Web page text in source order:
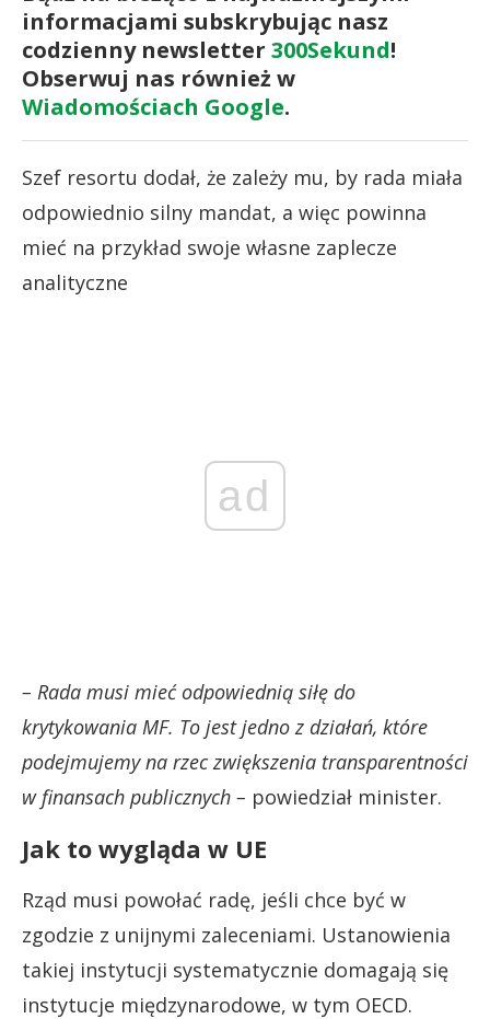
informacjami subskrybując nasz
codzienny newsletter 300Sekund!
Obserwuj nas również w
Wiadomościach Google.
Szef resortu dodał, że zależy mu, by rada miała
odpowiednio silny mandat, a więc powinna
mieć na przykład swoje własne zaplecze
analityczne
ad
– Rada musi mieć odpowiednią siłę do
krytykowania MF. To jest jedno z działań, które
podejmujemy na rzec zwiększenia transparentności
w finansach publicznych – powiedział minister.
Jak to wygląda w UE
Rząd musi powołać radę, jeśli chce być w
zgodzie z unijnymi zaleceniami. Ustanowienia
takiej instytucji systematycznie domagają się
instytucje międzynarodowe, w tym OECD.